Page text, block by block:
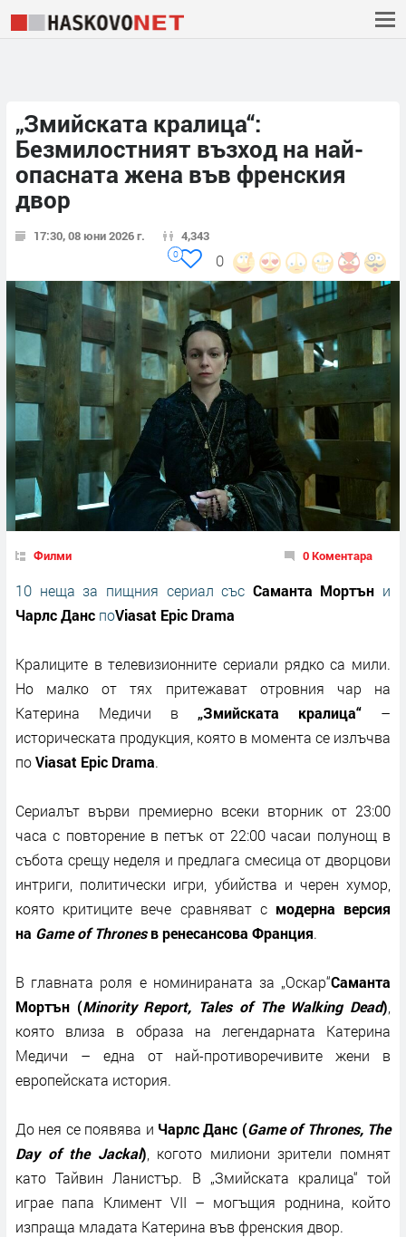
„Змийската кралица“:
Безмилостният възход на най-
опасната жена във френския
двор
17:30, 08 юни 2026 г. 4,343
0
0
Филми 0 Коментара
10 неща за пищния сериал със Саманта Мортън и
Чарлс Данс поViasat Epic Drama
Кралиците в телевизионните сериали рядко са мили.
Но малко от тях притежават отровния чар на
Катерина Медичи в „Змийската кралица“ –
историческата продукция, която в момента се излъчва
поViasat Epic Drama.
Сериалът върви премиерно всеки вторник от 23:00
часа с повторение в петък от 22:00 часаи полунощ в
събота срещу неделя и предлага смесица от дворцови
интриги, политически игри, убийства и черен хумор,
която критиците вече сравняват с модерна версия
на Game of Thronesв ренесансова Франция.
В главната роля е номинираната за „Оскар“Саманта
Мортън (Minority Report, Tales of The Walking Dead)
която влиза в образа на легендарната Катерина
Медичи – една от най-противоречивите жени в
европейската история.
До нея се появява и Чарлс Данс (Game of Thrones, The
Day of the Jackal) , когото милиони зрители помнят
като Тайвин Ланистър. В „Змийската кралица“ той
играе папа Климент VII – могъщия роднина, който
изпраща младата Катерина във френския двор.